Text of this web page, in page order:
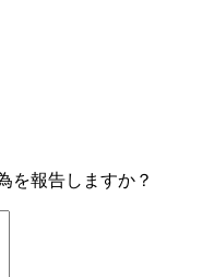
を報告しますか？